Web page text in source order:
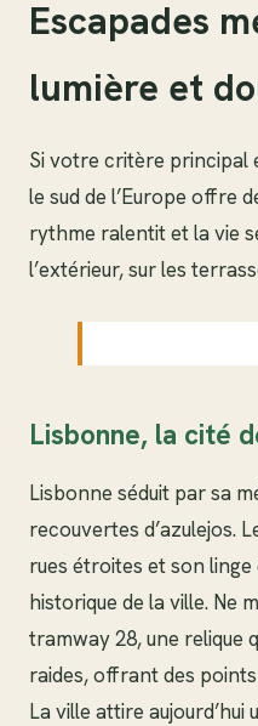
Escapades
lumière et
Si votre critère principal
le sud de l’Europe offre
rythme ralentit et la vie
l’extérieur, sur les
Lisbonne, la cité
Lisbonne séduit par sa
recouvertes d’azulejos.
rues étroites et son
historique de la ville. Ne
tramway 28, une relique
raides, offrant des
La ville attire